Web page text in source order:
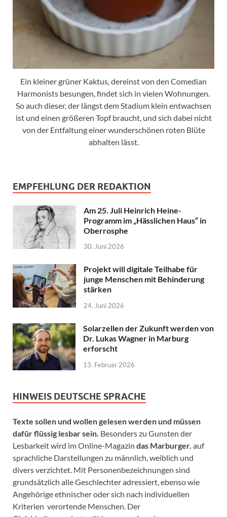
Ein kleiner grüner Kaktus, dereinst von den Comedian
Harmonists besungen, findet sich in vielen Wohnungen.
So auch dieser, der längst dem Stadium klein entwachsen
ist und einen größeren Topf braucht, und sich dabei nicht
von der Entfaltung einer wunderschönen roten Blüte
abhalten lässt.
EMPFEHLUNG DER REDAKTION
Am 25. Juli Heinrich Heine-
Programm im „Hässlichen Haus“ in
Oberrosphe
30. Juni 2026
Projekt will digitale Teilhabe für
junge Menschen mit Behinderung
stärken
24. Juni 2026
Solarzellen der Zukunft werden von
Dr. Lukas Wagner in Marburg
erforscht
13. Februar 2026
HINWEIS DEUTSCHE SPRACHE
Texte sollen und wollen gelesen werden und müssen
dafür flüssig lesbar sein. Besonders zu Gunsten der
Lesbarkeit wird im Online-Magazin das Marburger. auf
sprachliche Darstellungen zu männlich, weiblich und
divers verzichtet. Mit Personenbezeichnungen sind
grundsätzlich alle Geschlechter adressiert, ebenso wie
Angehörige ethnischer oder sich nach individuellen
Kriterien verortende Menschen. Der